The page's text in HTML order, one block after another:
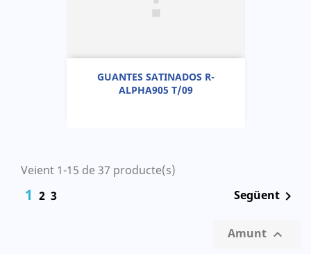
GUANTES SATINADOS R-
ALPHA905 T/09
Veient 1-15 de 37 producte(s)
1 2 3 Següent 
Amunt 